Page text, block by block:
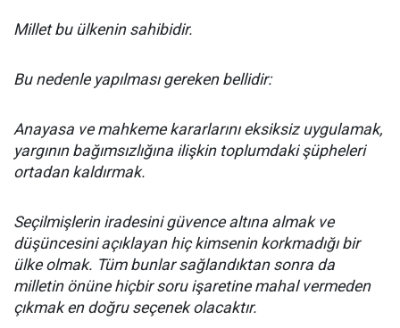
Millet bu ülkenin sahibidir.
Bu nedenle yapılması gereken bellidir:
Anayasa ve mahkeme kararlarını eksiksiz uygulamak,
yargının bağımsızlığına ilişkin toplumdaki şüpheleri
ortadan kaldırmak.
Seçilmişlerin iradesini güvence altına almak ve
düşüncesini açıklayan hiç kimsenin korkmadığı bir
ülke olmak. Tüm bunlar sağlandıktan sonra da
milletin önüne hiçbir soru işaretine mahal vermeden
çıkmak en doğru seçenek olacaktır.